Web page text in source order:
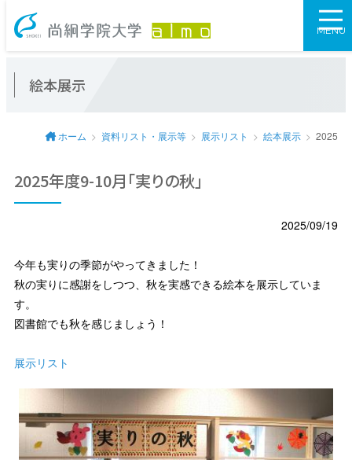
尚絅学院大MENU
絵本展示
ホーム 資料リスト・展示等 展示リスト 絵本展示 2025年
2025年度9-10月「実りの秋」
2025/09/19
今年も実りの季節がやってきました！
秋の実りに感謝をしつつ、秋を実感できる絵本を展示していま
す。
図書館でも秋を感じましょう！
展示リスト